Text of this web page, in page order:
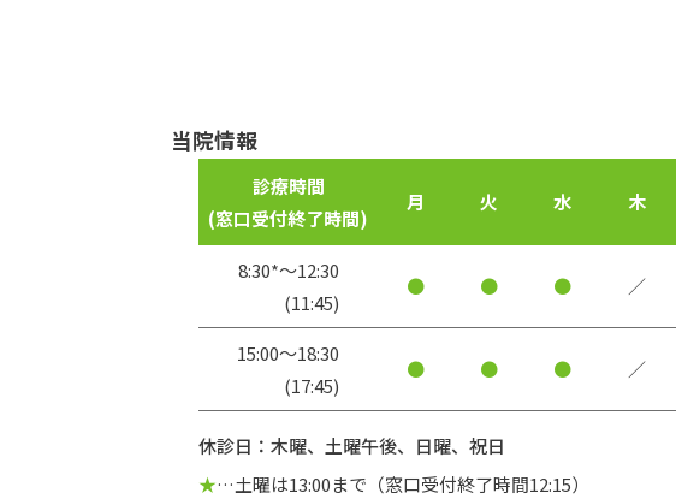
当院情報
診療時間
(窓口受付終了時間)
月 火 水 木
8:30*〜12:30
(11:45)
● ● ● ／
15:00〜18:30
(17:45)
● ● ● ／
休診日：木曜、土曜午後、日曜、祝日
★…土曜は13:00まで（窓口受付終了時間12:15）